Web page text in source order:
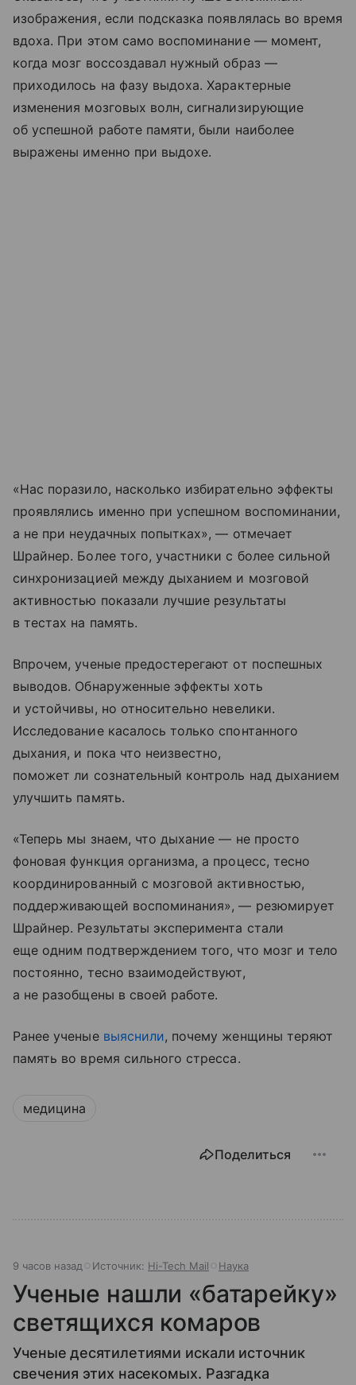
изображения, если подсказка появлялась во время
вдоха. При этом само воспоминание — момент,
когда мозг воссоздавал нужный образ —
приходилось на фазу выдоха. Характерные
изменения мозговых волн, сигнализирующие
об успешной работе памяти, были наиболее
выражены именно при выдохе.
«Нас поразило, насколько избирательно эффекты
проявлялись именно при успешном воспоминании,
а не при неудачных попытках», — отмечает
Шрайнер. Более того, участники с более сильной
синхронизацией между дыханием и мозговой
активностью показали лучшие результаты
в тестах на память.
Впрочем, ученые предостерегают от поспешных
выводов. Обнаруженные эффекты хоть
и устойчивы, но относительно невелики.
Исследование касалось только спонтанного
дыхания, и пока что неизвестно,
поможет ли сознательный контроль над дыханием
улучшить память.
«Теперь мы знаем, что дыхание — не просто
фоновая функция организма, а процесс, тесно
координированный с мозговой активностью,
поддерживающей воспоминания», — резюмирует
Шрайнер. Результаты эксперимента стали
еще одним подтверждением того, что мозг и тело
постоянно, тесно взаимодействуют,
а не разобщены в своей работе.
Ранее ученые выяснили, почему женщины теряют
память во время сильного стресса.
медицина
Поделиться
9 часов назад Источник: Hi-Tech Mail Наука
Ученые нашли «батарейку»
светящихся комаров
Ученые десятилетиями искали источник
свечения этих насекомых. Разгадка